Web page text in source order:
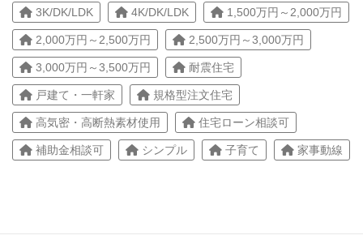
3K/DK/LDK 4K/DK/LDK 1,500万円～2,000万円
2,000万円～2,500万円 2,500万円～3,000万円
3,000万円～3,500万円 耐震住宅
戸建て・一軒家 規格型注文住宅
高気密・高断熱素材使用 住宅ローン相談可
補助金相談可 シンプル 子育て 家事動線